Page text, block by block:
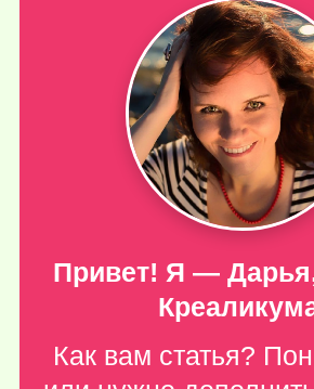
Привет! Я —
Как вам статья?